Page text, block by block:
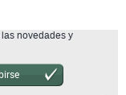
novedades y